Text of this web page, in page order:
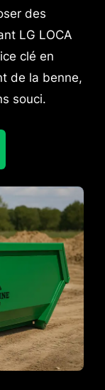
des
LG LOCA
clé en
de la benne,
souci.